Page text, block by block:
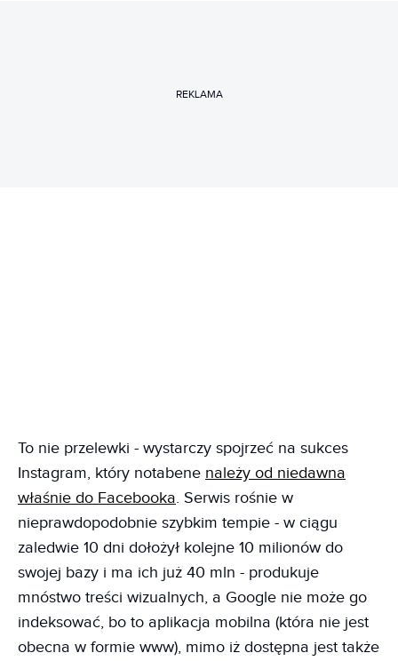
REKLAMA
To nie przelewki - wystarczy spojrzeć na sukces
Instagram, który notabene należy od niedawna
właśnie do Facebooka. Serwis rośnie w
nieprawdopodobnie szybkim tempie - w ciągu
zaledwie 10 dni dołożył kolejne 10 milionów do
swojej bazy i ma ich już 40 mln - produkuje
mnóstwo treści wizualnych, a Google nie może go
indeksować, bo to aplikacja mobilna (która nie jest
obecna w formie www), mimo iż dostępna jest także